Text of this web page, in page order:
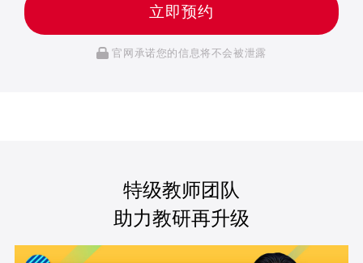
立即预约
官网承诺您的信息将不会被泄露
特级教师团队
助力教研再升级